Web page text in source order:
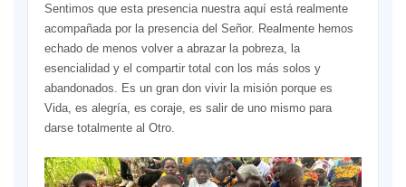
Sentimos que esta presencia nuestra aquí está realmente
acompañada por la presencia del Señor. Realmente hemos
echado de menos volver a abrazar la pobreza, la
esencialidad y el compartir total con los más solos y
abandonados. Es un gran don vivir la misión porque es
Vida, es alegría, es coraje, es salir de uno mismo para
darse totalmente al Otro.